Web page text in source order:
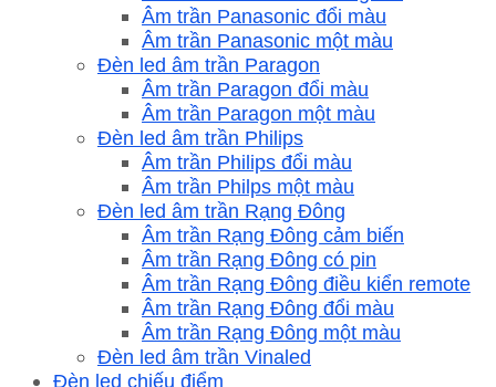
Âm trần Panasonic đổi màu
Âm trần Panasonic một màu
Đèn led âm trần Paragon
Âm trần Paragon đổi màu
Âm trần Paragon một màu
Đèn led âm trần Philips
Âm trần Philips đổi màu
Âm trần Philps một màu
Đèn led âm trần Rạng Đông
Âm trần Rạng Đông cảm biến
Âm trần Rạng Đông có pin
Âm trần Rạng Đông điều kiển remote
Âm trần Rạng Đông đổi màu
Âm trần Rạng Đông một màu
Đèn led âm trần Vinaled
Đèn led chiếu điểm